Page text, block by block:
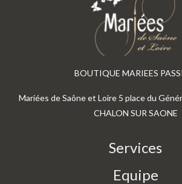
BOUTIQUE MARIEES
Mariées de Saône et Loire 5 place du
CHALON SUR SAONE
Services
Equipe